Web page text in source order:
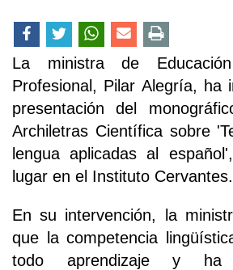
La ministra de
Profesional, Pilar Alegría, ha
presentación del
Archiletras Científica sobre
lengua aplicadas al
lugar en el Instituto Cervantes.
En su intervención, la
que la competencia
todo aprendizaje y ha